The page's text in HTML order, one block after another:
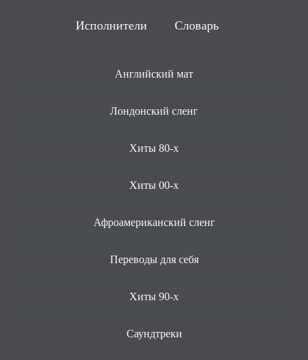
Исполнители Словарь
Английский мат
Лондонский сленг
Хиты 80-х
Хиты 00-х
Афроамериканский сленг
Переводы для себя
Хиты 90-х
Саундтреки